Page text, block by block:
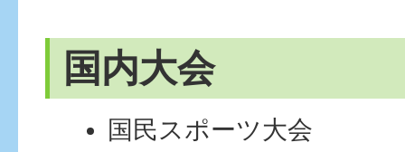
国内大会
国民スポーツ大会